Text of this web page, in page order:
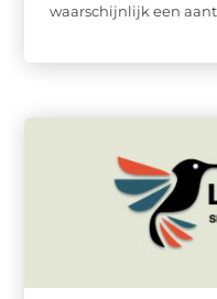
waarschijnlijk een